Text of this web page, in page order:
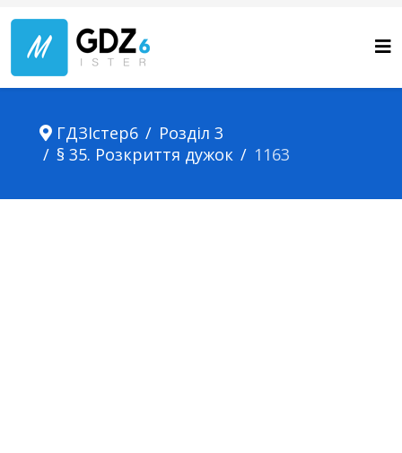
ГДЗІстер6
Розділ 3
§ 35. Розкриття дужок
1163